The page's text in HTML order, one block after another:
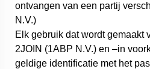
ontvangen van een partij
N.V.)
Elk gebruik dat wordt gemaakt
2JOIN (1ABP N.V.) en –in
geldige identificatie met het